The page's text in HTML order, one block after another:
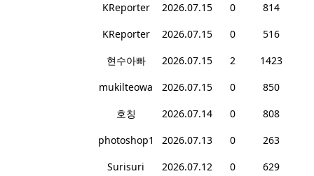
KReporter 2026.07.15 0
814
KReporter 2026.07.15 0
516
현수아빠 2026.07.15 2
1423
mukilteowa 2026.07.15 0
850
호칭 2026.07.14 0
808
photoshop1 2026.07.13 0
263
Surisuri 2026.07.12 0 629